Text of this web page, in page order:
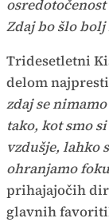
Zdaj bo šlo bolj
Tridesetletni
delom
zdaj se
tako, kot smo
vzdušje, lahko
ohranjamo
prihajajočih
glavnih